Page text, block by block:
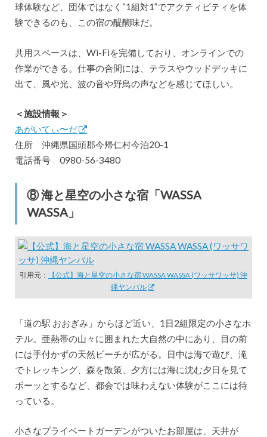
球体験など、団体ではなく“1組対1”でアクティビティを体
験できるのも、この宿の醍醐味だ。
共用スペースは、Wi-Fiを完備しており、オンラインでの
作業ができる。仕事の合間には、テラスやウッドデッキに
出て、風や光、波の音や野鳥の声などを感じてほしい。
＜施設情報＞
あがいてぃ〜だ
住所 沖縄県国頭郡今帰仁村今泊20-1
電話番号 0980-56-3480
⑧ 海と星空の小さな宿「WASSA
WASSA」
引用元：
【公式】海と星空の小さな宿 WASSA WASSA (ワッサワッサ) 沖
縄ヤンバル
「道の駅 おおぎみ」からほど近い、1日2組限定の小さなホ
テル。亜熱帯の山々に囲まれた大自然の中にあり、目の前
には手付かずの天然ビーチが広がる。日中は海で遊び、滝
でトレッキング、森を散策、夕方には海に沈む夕日を見て
ボーッとするなど、都会では味わえない体験がここには待
っている。
小さなプライベートガーデンがついたお部屋は、天井が